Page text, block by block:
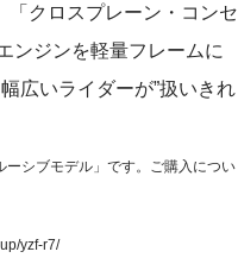
クロスプレーン・コンセ
ンジンを軽量フレームに
広いライダーが”扱いきれ
シブモデル」です。ご購入につい
yzf-r7/